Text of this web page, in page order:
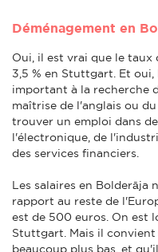
Déménagement en
Oui, il est vrai que le taux
3,5 % en Stuttgart. Et
important à la recherche
maîtrise de l'anglais ou
trouver un emploi dans
l'électronique, de
des services financiers.
Les salaires en Bolderāja
rapport au reste de
est de 500 euros. On est
Stuttgart. Mais il
beaucoup plus bas, et